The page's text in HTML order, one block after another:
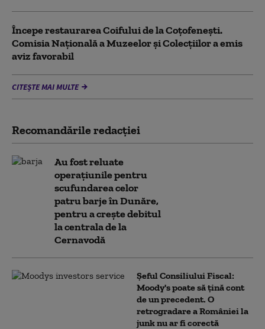
Începe restaurarea Coifului de la Coțofenești.
Comisia Naţională a Muzeelor şi Colecţiilor a emis
aviz favorabil
CITEȘTE MAI MULTE
Recomandările redacţiei
Au fost reluate
operațiunile pentru
scufundarea celor
patru barje în Dunăre,
pentru a crește debitul
la centrala de la
Cernavodă
Șeful Consiliului Fiscal:
Moody's poate să țină cont
de un precedent. O
retrogradare a României la
junk nu ar fi corectă